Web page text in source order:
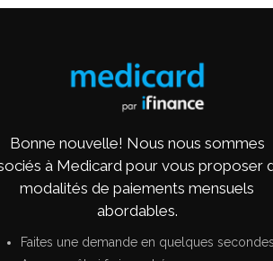
Bonne nouvelle! Nous nous sommes
à Medicard pour vous proposer
modalités de paiements mensuels
abordables.
Faites une demande en quelques secondes